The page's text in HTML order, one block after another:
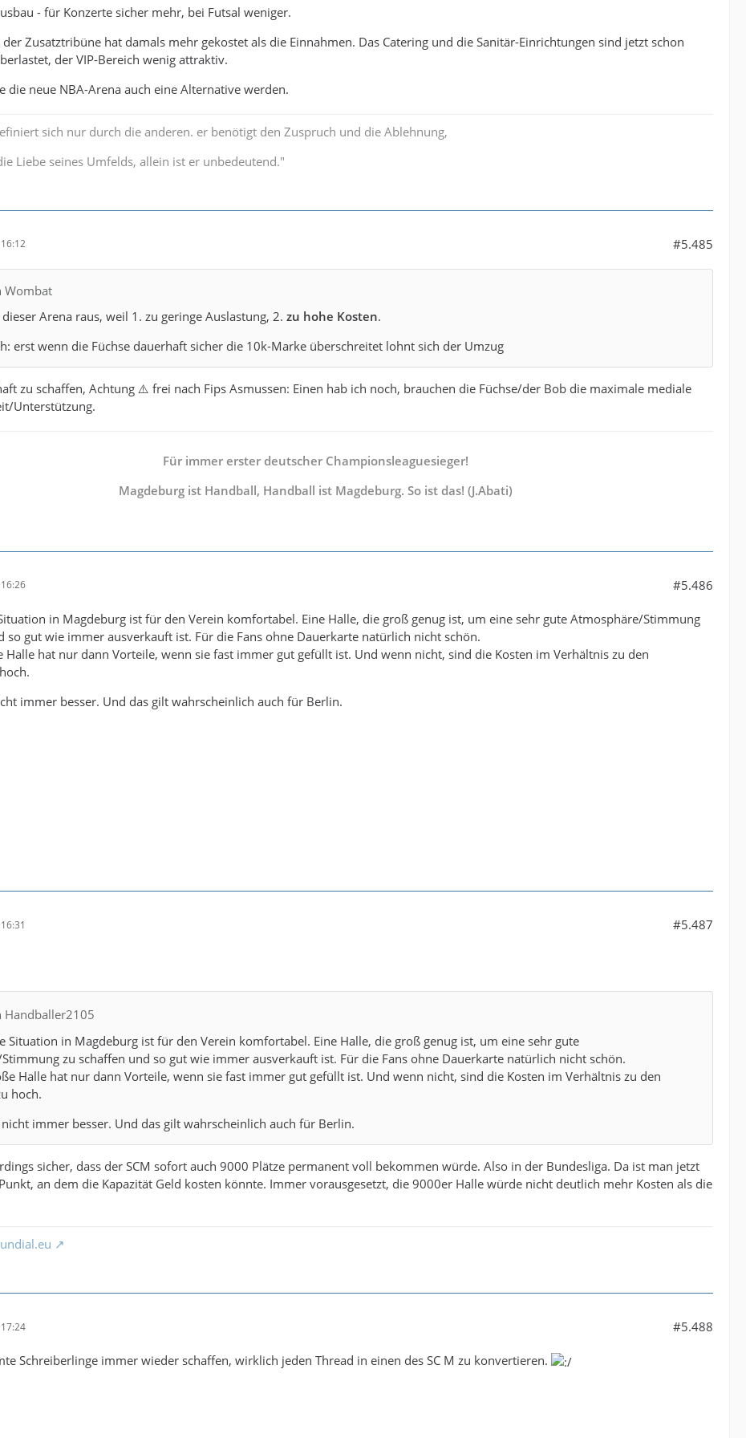
- für Konzerte sicher mehr, bei Futsal weniger.
Zusatztribüne hat damals mehr gekostet als die Einnahmen. Das Catering und die Sanitär-Einrichtungen sind jetzt schon
der VIP-Bereich wenig attraktiv.
die neue NBA-Arena auch eine Alternative werden.
sich nur durch die anderen. er benötigt den Zuspruch und die Ablehnung,
Liebe seines Umfelds, allein ist er unbedeutend."
#5.485
Wombat
Arena raus, weil 1. zu geringe Auslastung, 2. zu hohe Kosten.
erst wenn die Füchse dauerhaft sicher die 10k-Marke überschreitet lohnt sich der Umzug
zu schaffen, Achtung ⚠️ frei nach Fips Asmussen: Einen hab ich noch, brauchen die Füchse/der Bob die maximale mediale
Unterstützung.
Für immer erster deutscher Championsleaguesieger!
Magdeburg ist Handball, Handball ist Magdeburg. So ist das! (J.Abati)
#5.486
in Magdeburg ist für den Verein komfortabel. Eine Halle, die groß genug ist, um eine sehr gute Atmosphäre/Stimmung
so gut wie immer ausverkauft ist. Für die Fans ohne Dauerkarte natürlich nicht schön.
Halle hat nur dann Vorteile, wenn sie fast immer gut gefüllt ist. Und wenn nicht, sind die Kosten im Verhältnis zu den
immer besser. Und das gilt wahrscheinlich auch für Berlin.
#5.487
Handballer2105
Situation in Magdeburg ist für den Verein komfortabel. Eine Halle, die groß genug ist, um eine sehr gute
zu schaffen und so gut wie immer ausverkauft ist. Für die Fans ohne Dauerkarte natürlich nicht schön.
Halle hat nur dann Vorteile, wenn sie fast immer gut gefüllt ist. Und wenn nicht, sind die Kosten im Verhältnis zu den
hoch.
immer besser. Und das gilt wahrscheinlich auch für Berlin.
sicher, dass der SCM sofort auch 9000 Plätze permanent voll bekommen würde. Also in der Bundesliga. Da ist man jetzt
an dem die Kapazität Geld kosten könnte. Immer vorausgesetzt, die 9000er Halle würde nicht deutlich mehr Kosten als die
#5.488
Schreiberlinge immer wieder schaffen, wirklich jeden Thread in einen des SC M zu konvertieren.